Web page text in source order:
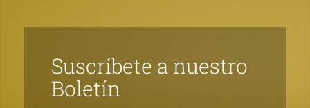
Suscríbete a nuestro
Boletín